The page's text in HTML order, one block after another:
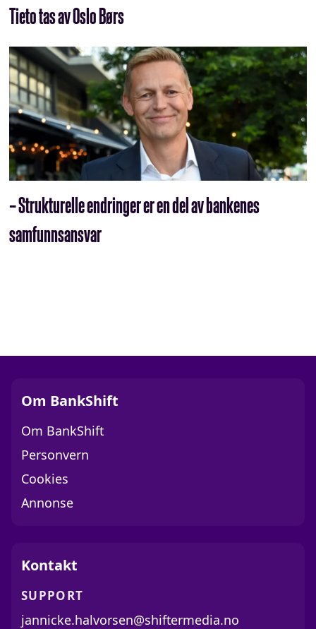
Tieto tas av Oslo Børs
– Strukturelle endringer er en del av bankenes
samfunnsansvar
Om BankShift
Om BankShift
Personvern
Cookies
Annonse
Kontakt
SUPPORT
jannicke.halvorsen@shiftermedia.no